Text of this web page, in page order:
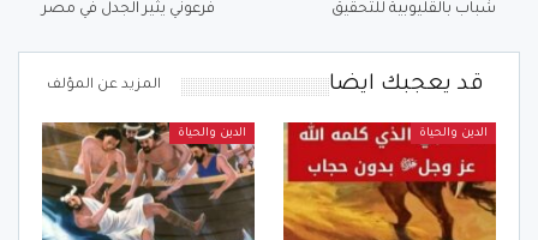
شباب بالقليوبية للتحقيق
فرعوني يثير الجدل في مصر
قد يعجبك ايضا المزيد عن المؤلف
الدين والحياة الدين والحياة